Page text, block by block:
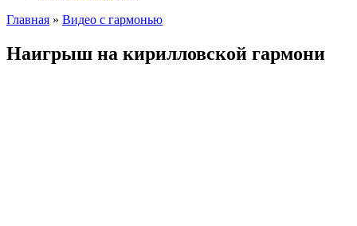
Главная » Видео с гармонью
Наигрыш на кирилловской гармони